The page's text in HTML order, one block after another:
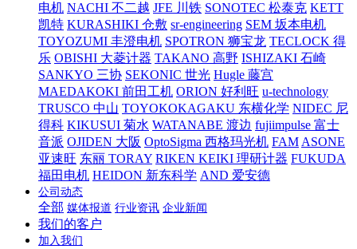
电机 NACHI 不二越 JFE 川铁 SONOTEC 松泰克 KETT
凯特 KURASHIKI 仓敷 sr-engineering SEM 坂本电机
TOYOZUMI 丰澄电机 SPOTRON 狮宝龙 TECLOCK 得
乐 OBISHI 大菱计器 TAKANO 高野 ISHIZAKI 石崎
SANKYO 三协 SEKONIC 世光 Hugle 藤宫
MAEDAKOKI 前田工机 ORION 好利旺 u-technology
TRUSCO 中山 TOYOKOKAGAKU 东横化学 NIDEC 尼
得科 KIKUSUI 菊水 WATANABE 渡边 fujiimpulse 富士
音派 OJIDEN 大阪 OptoSigma 西格玛光机 FAM ASONE
亚速旺 东丽 TORAY RIKEN KEIKI 理研计器 FUKUDA
福田电机 HEIDON 新东科学 AND 爱安德
公司动态
全部 媒体报道 行业资讯 企业新闻
我们的客户
加入我们